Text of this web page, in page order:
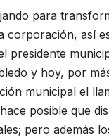
para
corporación, así
presidente
y hoy, por
municipal el
posible que
pero además